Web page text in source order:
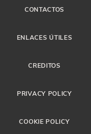
CONTACTOS
ENLACES ÚTILES
CREDITOS
PRIVACY POLICY
COOKIE POLICY